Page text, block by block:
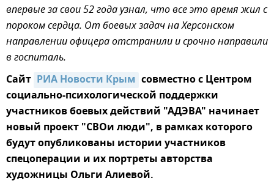
впервые за свои 52 года узнал, что все это время жил с
пороком сердца. От боевых задач на Херсонском
направлении офицера отстранили и срочно направили
в госпиталь.
Сайт РИА Новости Крым совместно с Центром
социально-психологической поддержки
участников боевых действий "АДЭВА" начинает
новый проект "СВОи люди", в рамках которого
будут опубликованы истории участников
спецоперации и их портреты авторства
художницы Ольги Алиевой.